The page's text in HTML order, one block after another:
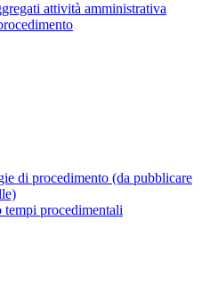
attività amministrativa
di procedimento (da pubblicare
procedimentali